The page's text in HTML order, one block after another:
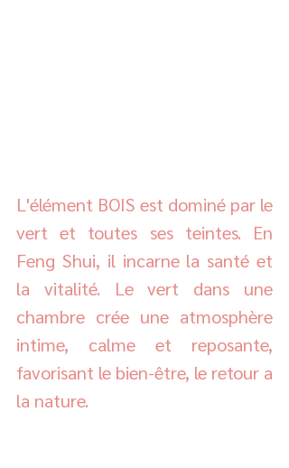
L'élément BOIS est dominé par le
vert et toutes ses teintes. En
Feng Shui, il incarne la santé et
la vitalité. Le vert dans une
chambre crée une atmosphère
intime, calme et reposante,
favorisant le bien-être, le retour a
la nature.